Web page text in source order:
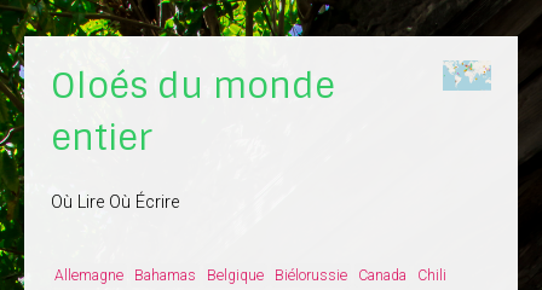
Oloés du monde
entier
Où Lire Où Écrire
Allemagne Bahamas Belgique Biélorussie Canada
Chili